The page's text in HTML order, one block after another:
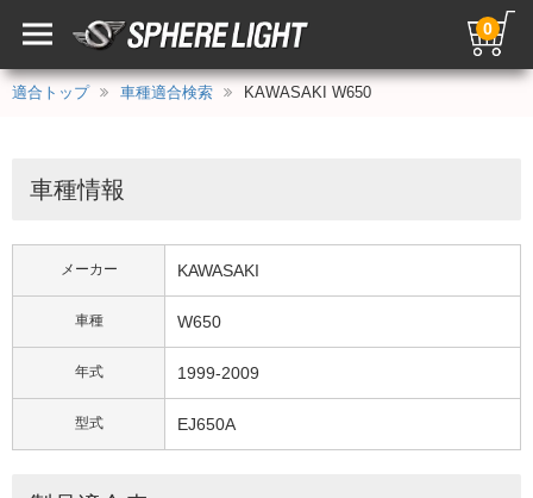
0
適合トップ 車種適合検索 KAWASAKI W650
車種情報
メーカー KAWASAKI
車種 W650
年式 1999-2009
型式 EJ650A